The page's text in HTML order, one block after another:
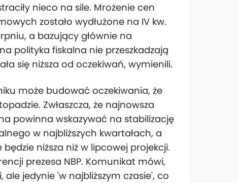
nieco na sile. Mrożenie cen
zostało wydłużone na IV kw.
a bazujący głównie na
polityka fiskalna nie przeszkadzają
się niższa od oczekiwań, wymienili.
może budować oczekiwania, że
Zwłaszcza, że najnowsza
powinna wskazywać na stabilizację
w najbliższych kwartałach, a
niższa niż w lipcowej projekcji.
prezesa NBP. Komunikat mówi,
jedynie 'w najbliższym czasie', co